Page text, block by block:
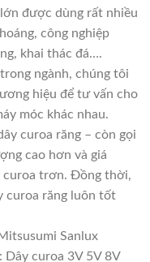
được dùng rất nhiều
công nghiệp
khai thác đá….
ngành, chúng tôi
hiệu để tư vấn cho
móc khác nhau.
curoa răng – còn gọi
cao hơn và giá
curoa trơn. Đồng thời,
curoa răng luôn tốt
Sanlux
Dây curoa 3V 5V 8V